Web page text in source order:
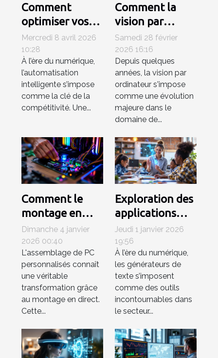
Comment
optimiser vos
processus
professionnels
avec une
plateforme d'IA
intégrée ?
Mercredi 8 avril 2026
10:28
À l’ère du numérique,
l’automatisation
intelligente s’impose
comme la clé de la
compétitivité. Une...
Comment la
vision par
ordinateur
révolutionne-t-
elle l'analyse
d'images ?
Samedi 28 février
2026 16:16
Depuis quelques
années, la vision par
ordinateur s'impose
comme une évolution
majeure dans le
domaine de...
Comment le
montage en
direct
révolutionne
l'assemblage
des PC
personnalisés ?
Dimanche 4 janvier
2026 00:40
L'assemblage de PC
personnalisés connaît
une véritable
transformation grâce
au montage en direct.
Cette...
Exploration des
applications
pratiques des
générateurs de
texte dans
l'éducation
Jeudi 1 janvier 2026
19:56
À l’ère du numérique,
les générateurs de
texte s’imposent
comme des outils
incontournables dans
le secteur...